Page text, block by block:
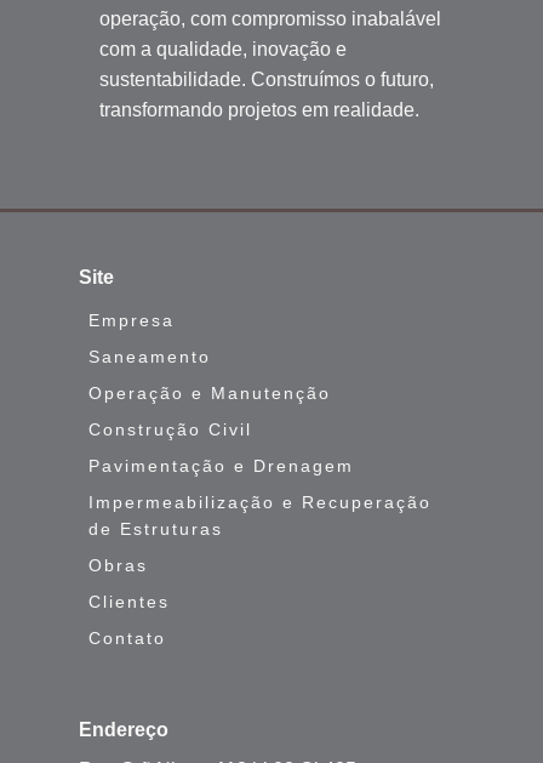
operação, com compromisso inabalável
com a qualidade, inovação e
sustentabilidade. Construímos o futuro,
transformando projetos em realidade.
Site
Empresa
Saneamento
Operação e Manutenção
Construção Civil
Pavimentação e Drenagem
Impermeabilização e Recuperação
de Estruturas
Obras
Clientes
Contato
Endereço